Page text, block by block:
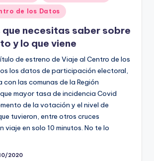
de los Datos
necesitas saber sobre
y lo que viene
de estreno de Viaje al Centro de los
los datos de participación electoral,
con las comunas de la Región
mayor tasa de incidencia Covid
de la votación y el nivel de
tuvieron, entre otros cruces
viaje en solo 10 minutos. No te lo
2020